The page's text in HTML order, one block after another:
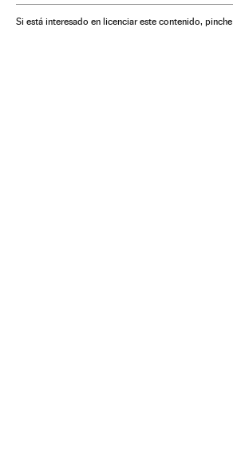
Si está interesado en licenciar este contenido, pinche